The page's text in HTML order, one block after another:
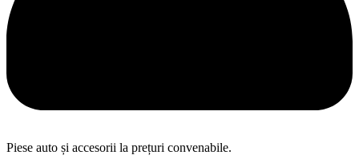
Piese auto și accesorii la prețuri convenabile.